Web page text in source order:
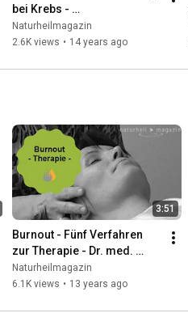
bei Krebs -
Erfahrungsbericht Cornelia
Kuppe
Naturheilmagazin
2.6K views • 14 years ago
3:51
Burnout - Fünf Verfahren
zur Therapie - Dr. med.
Vinzenz Mansmann
Naturheilmagazin
6.1K views • 13 years ago